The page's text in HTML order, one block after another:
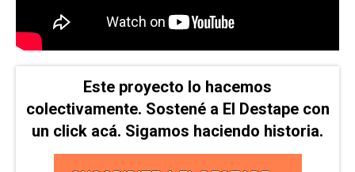
Este proyecto lo hacemos
colectivamente. Sostené a El Destape con
un click acá. Sigamos haciendo historia.